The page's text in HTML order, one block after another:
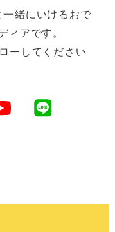
緒にいけるおで
ィアです。
ーしてください